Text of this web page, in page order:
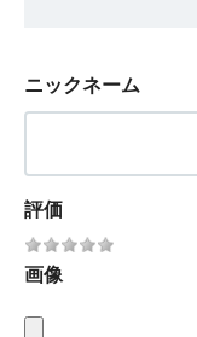
ニックネーム
評価
画像